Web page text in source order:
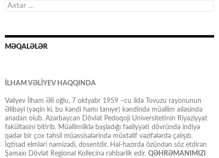
Axtarış:
MƏQALƏLƏR
İLHAM VƏLİYEV HAQQINDA
Vəliyev İlham Əli oğlu, 7 oktyabr 1959 –cu ildə Tovuzu rayonunun
Əlibəyi (yəqin ki, bu kəndi hamı tanıyır) kəndində müəllim ailəsində
anadan olub. Azərbaycan Dövlət Pedoqoji Universitetinin Riyaziyyat
fakültəsini bitirib. Müəllimliklə başladığı fəaliyyəti dövründə indiyə
qədər bir çox təhsil müəssisələrində müxtəlif vəzifələrdə çalışıb.
İqtisad elmləri namizədi, dosentdir. Hal-hazırda özündən söz etdirən
Şamaxı Dövlət Regional Kollecinə rəhbərlik edir. QƏHRƏMANIMIZI